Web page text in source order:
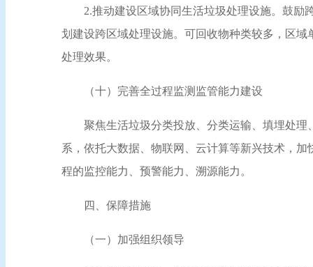
2.推动建设区域协同生活垃圾处理设施。鼓励
划建设跨区域处理设施。可回收物种类较多，区
处理效果。
（十）完善全过程监测监管能力建设
聚焦生活垃圾分类投放、分类运输、填埋处
系，依托大数据、物联网、云计算等新兴技术，
程的监控能力、预警能力、溯源能力。
四、保障措施
（一）加强组织领导